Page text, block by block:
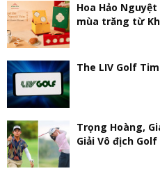
Hoa Hảo
mùa trăng từ
The LIV Golf
Trọng Hoàng,
Giải Vô địch